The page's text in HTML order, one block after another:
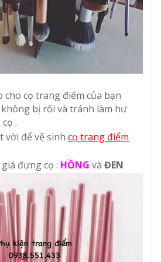
cho cọ trang điểm của bạn
bị rối và tránh làm hư
.
để vệ sinh cọ trang điểm
đựng cọ : HỒNG và ĐEN